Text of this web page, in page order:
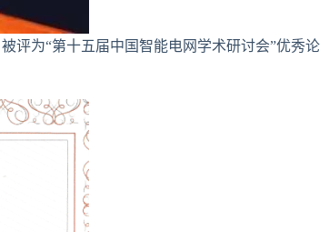
为“第十五届中国智能电网学术研讨会”优秀论